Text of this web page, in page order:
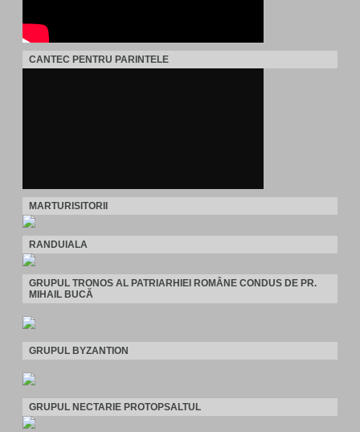
CANTEC PENTRU PARINTELE
MARTURISITORII
RANDUIALA
GRUPUL TRONOS AL PATRIARHIEI ROMÂNE CONDUS DE PR.
MIHAIL BUCĂ
GRUPUL BYZANTION
GRUPUL NECTARIE PROTOPSALTUL